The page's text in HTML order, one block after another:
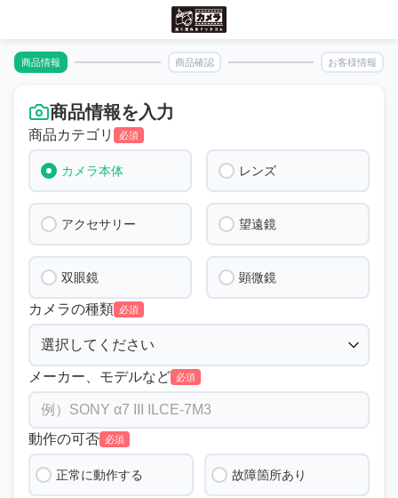
商品情報 商品確認 お客様情報
商品情報を入力
商品カテゴリ 必須
カメラ本体 レンズ
アクセサリー 望遠鏡
双眼鏡 顕微鏡
カメラの種類 必須
メーカー、モデルなど 必須
動作の可否 必須
正常に動作する 故障箇所あり